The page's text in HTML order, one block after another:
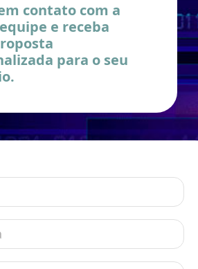
contato com a
e receba
para o seu